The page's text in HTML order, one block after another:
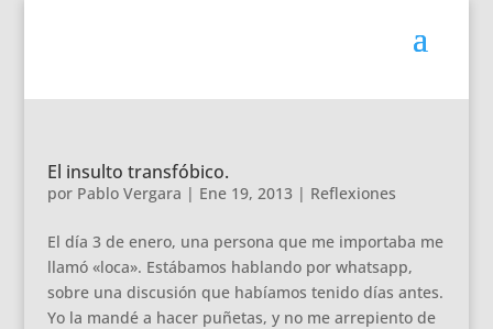
El insulto transfóbico.
por Pablo Vergara | Ene 19, 2013| Reflexiones
El día 3 de enero, una persona que me importaba me
llamó «loca». Estábamos hablando por whatsapp,
sobre una discusión que habíamos tenido días antes.
Yo la mandé a hacer puñetas, y no me arrepiento de